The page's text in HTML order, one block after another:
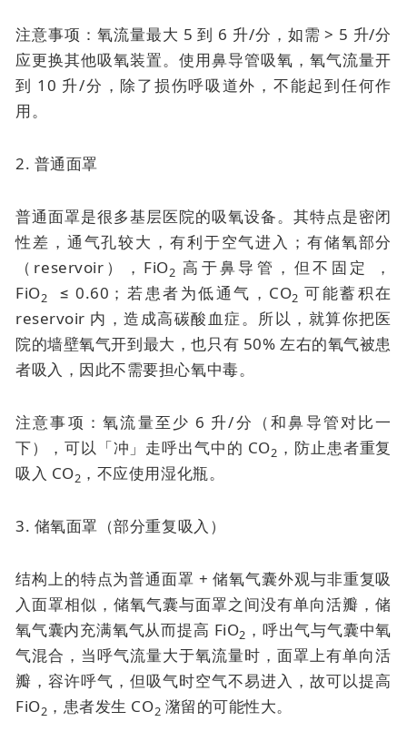
注意事项：氧流量最大 5 到 6 升/分，如需 > 5 升/分
应更换其他吸氧装置。使用鼻导管吸氧，氧气流量开
到 10 升/分，除了损伤呼吸道外，不能起到任何作
用。
2. 普通面罩
普通面罩是很多基层医院的吸氧设备。其特点是密闭
性差，通气孔较大，有利于空气进入；有储氧部分
（reservoir），FiO2 高于鼻导管，但不固定 ，
FiO2 ≤ 0.60；若患者为低通气，CO2 可能蓄积在
reservoir 内，造成高碳酸血症。所以，就算你把医
院的墙壁氧气开到最大，也只有 50% 左右的氧气被患
者吸入，因此不需要担心氧中毒。
注意事项：氧流量至少 6 升/分（和鼻导管对比一
下），可以「冲」走呼出气中的 CO2 ，防止患者重复
吸入 CO2 ，不应使用湿化瓶。
3. 储氧面罩（部分重复吸入）
结构上的特点为普通面罩 + 储氧气囊外观与非重复吸
入面罩相似，储氧气囊与面罩之间没有单向活瓣，储
氧气囊内充满氧气从而提高 FiO2 ，呼出气与气囊中氧
气混合，当呼气流量大于氧流量时，面罩上有单向活
瓣，容许呼气，但吸气时空气不易进入，故可以提高
FiO2 ，患者发生 CO2 潴留的可能性大。